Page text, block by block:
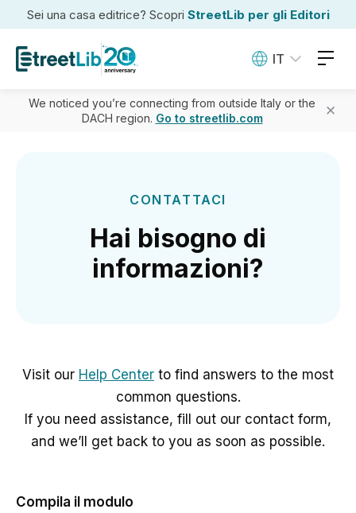
Sei una casa editrice? Scopri StreetLib per gli Editori
IT
We noticed you’re connecting from outside Italy or the
DACH region. Go to streetlib.com ✕
CONTATTACI
Hai bisogno di
informazioni?
Visit our Help Center to find answers to the most
common questions.
If you need assistance, fill out our contact form,
and we’ll get back to you as soon as possible.
Compila il modulo